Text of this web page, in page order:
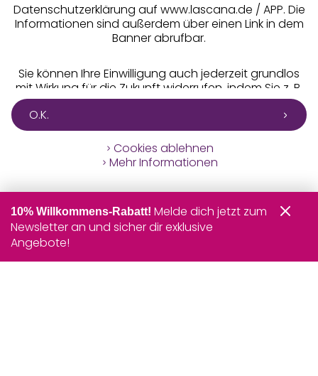
Datenschutzerklärung auf www.lascana.de / APP. Die
Informationen sind außerdem über einen Link in dem
Banner abrufbar.
Sie können Ihre Einwilligung auch jederzeit grundlos
mit Wirkung für die Zukunft widerrufen, indem Sie z. B.
auf den Button "Cookie-Einstellungen" im Footer der
O.K.
Cookies ablehnen
Mehr Informationen
10% Willkommens-Rabatt! Melde dich jetzt zum
Newsletter an und sicher dir exklusive
Angebote!